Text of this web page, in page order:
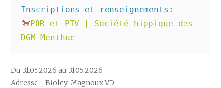
POR et PTV | Société hippique des
DGM Menthue
Du 31.05.2026 au 31.05.2026
Adresse : , Bioley-Magnoux VD